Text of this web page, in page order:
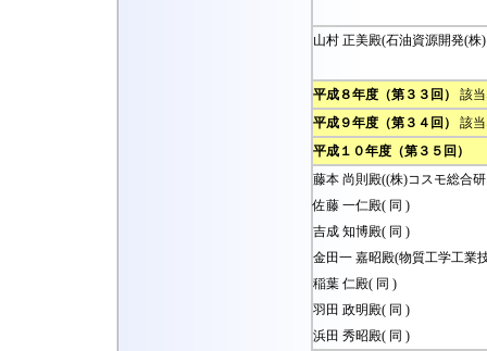
山村 正美殿(石油資源開発(株
平成８年度（第３３回）
該
平成９年度（第３４回）
該
平成１０年度（第３５回）
藤本 尚則殿((株)コスモ総合
佐藤 一仁殿( 同 )
吉成 知博殿( 同 )
金田一 嘉昭殿(物質工学工業
稲葉 仁殿( 同 )
羽田 政明殿( 同 )
浜田 秀昭殿( 同 )